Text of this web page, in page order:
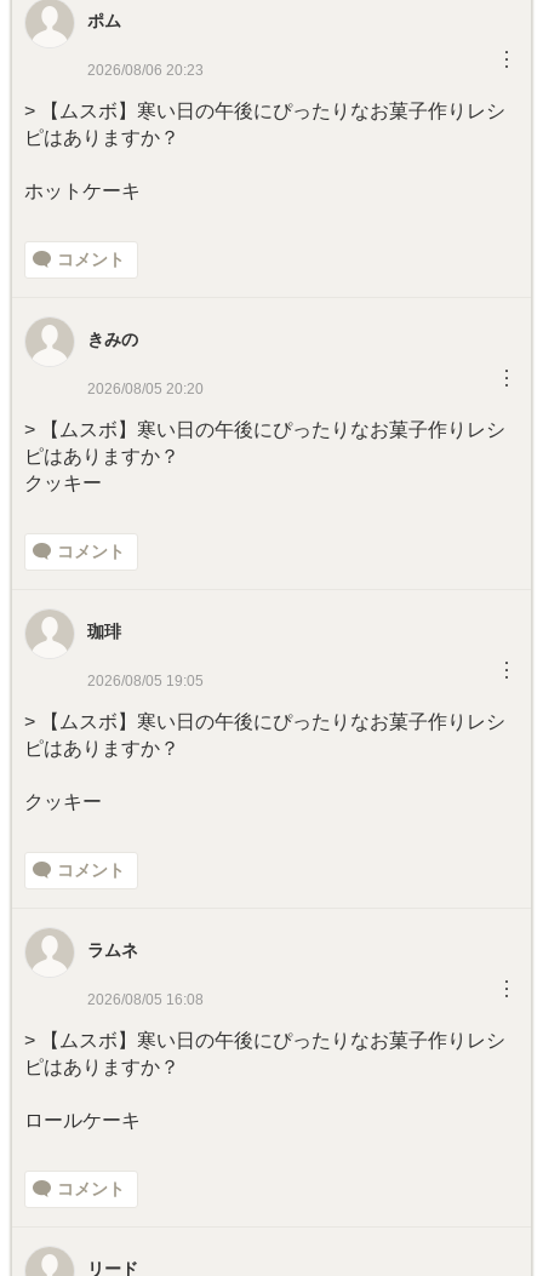
ポム
2026/08/06 20:23 ︙
> 【ムスボ】寒い日の午後にぴったりなお菓子作りレシ
ピはありますか？
ホットケーキ
コメント
きみの
2026/08/05 20:20 ︙
> 【ムスボ】寒い日の午後にぴったりなお菓子作りレシ
ピはありますか？
クッキー
コメント
珈琲
2026/08/05 19:05 ︙
> 【ムスボ】寒い日の午後にぴったりなお菓子作りレシ
ピはありますか？
クッキー
コメント
ラムネ
2026/08/05 16:08 ︙
> 【ムスボ】寒い日の午後にぴったりなお菓子作りレシ
ピはありますか？
ロールケーキ
コメント
リード